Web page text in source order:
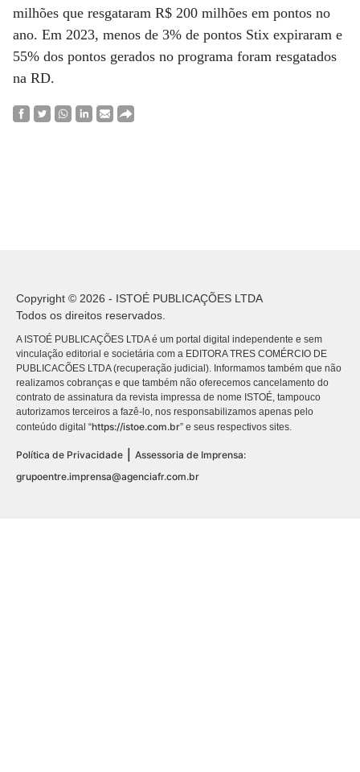
milhões que resgataram R$ 200 milhões em pontos no
ano. Em 2023, menos de 3% de pontos Stix expiraram e
55% dos pontos gerados no programa foram resgatados
na RD.
Copyright © 2026 - ISTOÉ PUBLICAÇÕES LTDA
Todos os direitos reservados.
A ISTOÉ PUBLICAÇÕES LTDA é um portal digital independente e sem
vinculação editorial e societária com a EDITORA TRES COMÉRCIO DE
PUBLICACÕES LTDA (recuperação judicial). Informamos também que não
realizamos cobranças e que também não oferecemos cancelamento do
contrato de assinatura da revista impressa de nome ISTOÉ, tampouco
autorizamos terceiros a fazê-lo, nos responsabilizamos apenas pelo
conteúdo digital “https://istoe.com.br” e seus respectivos sites.
Política de Privacidade
Assessoria de Imprensa:
grupoentre.imprensa@agenciafr.com.br